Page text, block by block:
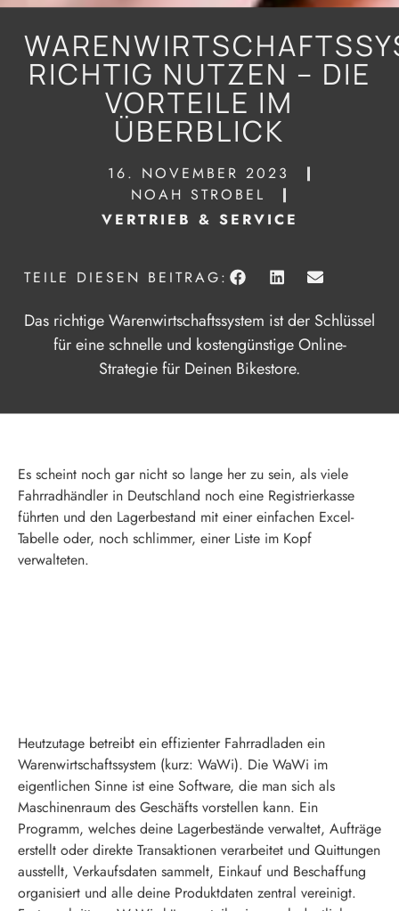
RICHTIG NUTZEN – DIE
VORTEILE IM
ÜBERBLICK
16. NOVEMBER 2023
NOAH STROBEL
VERTRIEB & SERVICE
TEILE DIESEN BEITRAG:
Das richtige Warenwirtschaftssystem ist der Schlüssel
für eine schnelle und kostengünstige Online-
Strategie für Deinen Bikestore.
Es scheint noch gar nicht so lange her zu sein, als viele
Fahrradhändler in Deutschland noch eine Registrierkasse
führten und den Lagerbestand mit einer einfachen Excel-
Tabelle oder, noch schlimmer, einer Liste im Kopf
verwalteten.
Heutzutage betreibt ein effizienter Fahrradladen ein
Warenwirtschaftssystem (kurz: WaWi). Die WaWi im
eigentlichen Sinne ist eine Software, die man sich als
Maschinenraum des Geschäfts vorstellen kann. Ein
Programm, welches deine Lagerbestände verwaltet, Aufträge
erstellt oder direkte Transaktionen verarbeitet und Quittungen
ausstellt, Verkaufsdaten sammelt, Einkauf und Beschaffung
organisiert und alle deine Produktdaten zentral vereinigt.